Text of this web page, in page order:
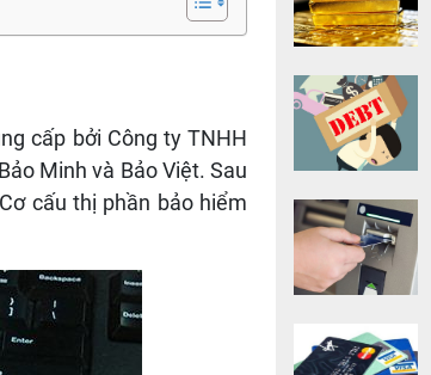
cấp bởi Công ty TNHH
Minh và Bảo Việt. Sau
cấu thị phần bảo hiểm